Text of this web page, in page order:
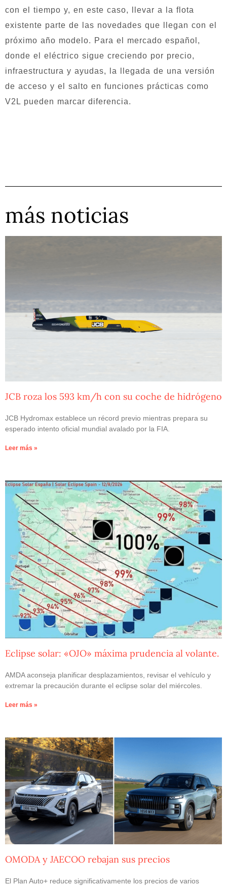
con el tiempo y, en este caso, llevar a la flota
existente parte de las novedades que llegan con el
próximo año modelo. Para el mercado español,
donde el eléctrico sigue creciendo por precio,
infraestructura y ayudas, la llegada de una versión
de acceso y el salto en funciones prácticas como
V2L pueden marcar diferencia.
más noticias
JCB roza los 593 km/h con su coche de hidrógeno
JCB Hydromax establece un récord previo mientras prepara su
esperado intento oficial mundial avalado por la FIA.
Leer más »
Eclipse solar: «OJO» máxima prudencia al volante.
AMDA aconseja planificar desplazamientos, revisar el vehículo y
extremar la precaución durante el eclipse solar del miércoles.
Leer más »
OMODA y JAECOO rebajan sus precios
El Plan Auto+ reduce significativamente los precios de varios